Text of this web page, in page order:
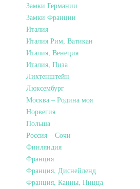
Замки Германии
Замки Франции
Италия
Италия Рим, Ватикан
Италия, Венеция
Италия, Пиза
Лихтенштейн
Люксембург
Москва – Родина моя
Норвегия
Польша
Россия – Сочи
Финляндия
Франция
Франция, Диснейленд
Франция, Канны, Ницца